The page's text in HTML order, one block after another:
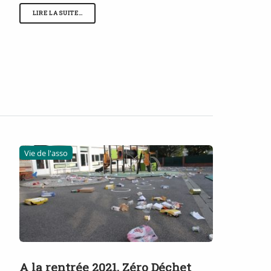
LIRE LA SUITE…
Vie de l'asso
A la rentrée 2021, Zéro Déchet